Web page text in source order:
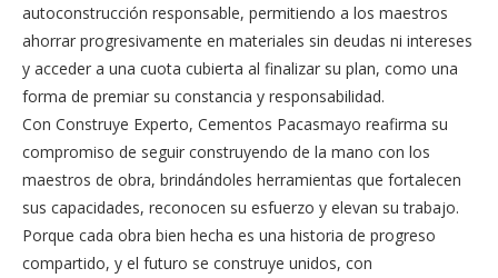
autoconstrucción responsable, permitiendo a los maestros
ahorrar progresivamente en materiales sin deudas ni intereses
y acceder a una cuota cubierta al finalizar su plan, como una
forma de premiar su constancia y responsabilidad.
Con Construye Experto, Cementos Pacasmayo reafirma su
compromiso de seguir construyendo de la mano con los
maestros de obra, brindándoles herramientas que fortalecen
sus capacidades, reconocen su esfuerzo y elevan su trabajo.
Porque cada obra bien hecha es una historia de progreso
compartido, y el futuro se construye unidos, con